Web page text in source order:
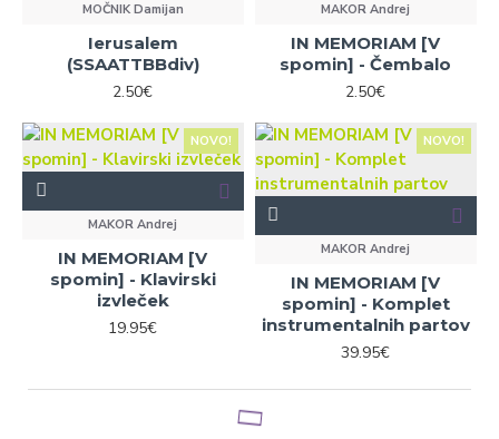
MOČNIK Damijan
Ierusalem
(SSAATTBBdiv)
2.50€
MAKOR Andrej
IN MEMORIAM [V
spomin] - Čembalo
2.50€
NOVO!
MAKOR Andrej
IN MEMORIAM [V
spomin] - Klavirski
izvleček
19.95€
NOVO!
MAKOR Andrej
IN MEMORIAM [V
spomin] - Komplet
instrumentalnih partov
39.95€